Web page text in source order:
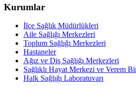
Kurumlar
İlçe Sağlık Müdürlükleri
Aile Sağlığı Merkezleri
Toplum Sağlığı Merkezleri
Hastaneler
Ağız ve Diş Sağlığı Merkezleri
Sağlıklı Hayat Merkezi ve Verem
Halk Sağlığı Laboratuvarı